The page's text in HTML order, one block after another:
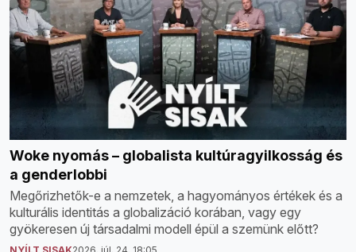
Woke nyomás – globalista kultúragyilkosság és
a genderlobbi
Megőrizhetők-e a nemzetek, a hagyományos értékek és a
kulturális identitás a globalizáció korában, vagy egy
gyökeresen új társadalmi modell épül a szemünk előtt?